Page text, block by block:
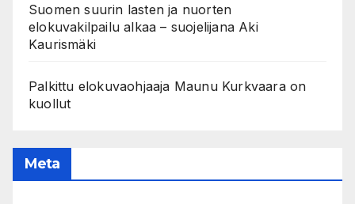
Suomen suurin lasten ja nuorten
elokuvakilpailu alkaa – suojelijana Aki
Kaurismäki
Palkittu elokuvaohjaaja Maunu Kurkvaara on
kuollut
Meta